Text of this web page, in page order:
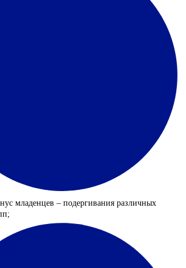
младенцев – подергивания различных